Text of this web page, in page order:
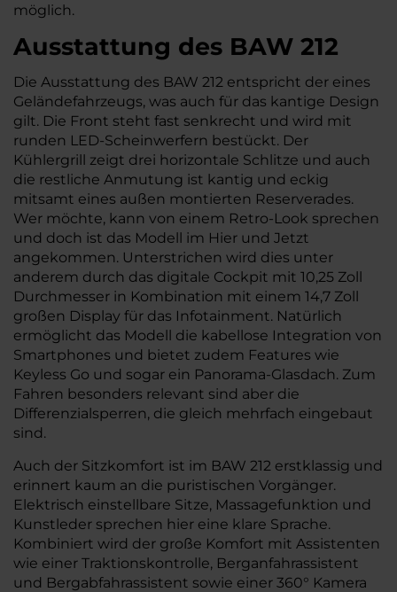
möglich.
Ausstattung des BAW 212
Die Ausstattung des BAW 212 entspricht der eines
Geländefahrzeugs, was auch für das kantige Design
gilt. Die Front steht fast senkrecht und wird mit
runden LED-Scheinwerfern bestückt. Der
Kühlergrill zeigt drei horizontale Schlitze und auch
die restliche Anmutung ist kantig und eckig
mitsamt eines außen montierten Reserverades.
Wer möchte, kann von einem Retro-Look sprechen
und doch ist das Modell im Hier und Jetzt
angekommen. Unterstrichen wird dies unter
anderem durch das digitale Cockpit mit 10,25 Zoll
Durchmesser in Kombination mit einem 14,7 Zoll
großen Display für das Infotainment. Natürlich
ermöglicht das Modell die kabellose Integration von
Smartphones und bietet zudem Features wie
Keyless Go und sogar ein Panorama-Glasdach. Zum
Fahren besonders relevant sind aber die
Differenzialsperren, die gleich mehrfach eingebaut
sind.
Auch der Sitzkomfort ist im BAW 212 erstklassig und
erinnert kaum an die puristischen Vorgänger.
Elektrisch einstellbare Sitze, Massagefunktion und
Kunstleder sprechen hier eine klare Sprache.
Kombiniert wird der große Komfort mit Assistenten
wie einer Traktionskontrolle, Berganfahrassistent
und Bergabfahrassistent sowie einer 360° Kamera